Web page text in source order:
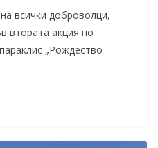
всички доброволци,
втората акция по
„Рождество